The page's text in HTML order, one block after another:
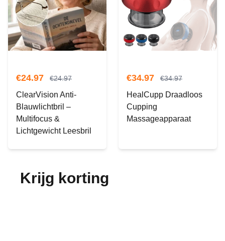
€24.97 €24.97
ClearVision Anti-
Blauwlichtbril –
Multifocus &
Lichtgewicht Leesbril
€34.97 €34.97
HealCupp Draadloos
Cupping
Massageapparaat
Krijg korting